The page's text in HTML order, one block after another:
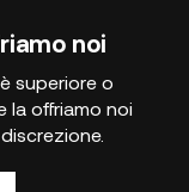
noi
superiore o
la offriamo noi